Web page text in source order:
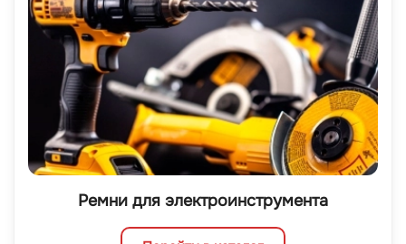
Ремни для электроинструмента